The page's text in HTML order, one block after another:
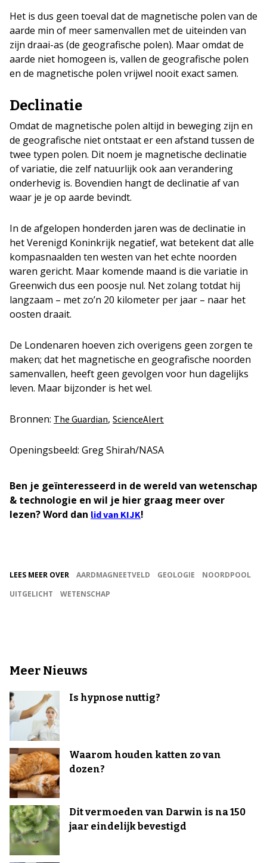
Het is dus geen toeval dat de magnetische polen van de
aarde min of meer samenvallen met de uiteinden van
zijn draai-as (de geografische polen). Maar omdat de
aarde niet homogeen is, vallen de geografische polen
en de magnetische polen vrijwel nooit exact samen.
Declinatie
Omdat de magnetische polen altijd in beweging zijn en
de geografische niet ontstaat er een afstand tussen de
twee typen polen. Dit noem je magnetische declinatie
of variatie, die zelf natuurlijk ook aan verandering
onderhevig is. Bovendien hangt de declinatie af van
waar je je op aarde bevindt.
In de afgelopen honderden jaren was de declinatie in
het Verenigd Koninkrijk negatief, wat betekent dat alle
kompasnaalden ten westen van het echte noorden
waren gericht. Maar komende maand is die variatie in
Greenwich dus een poosje nul. Net zolang totdat hij
langzaam – met zo’n 20 kilometer per jaar – naar het
oosten draait.
De Londenaren hoeven zich overigens geen zorgen te
maken; dat het magnetische en geografische noorden
samenvallen, heeft geen gevolgen voor hun dagelijks
leven. Maar bijzonder is het wel.
Bronnen: The Guardian, ScienceAlert
Openingsbeeld: Greg Shirah/NASA
Ben je geïnteresseerd in de wereld van wetenschap
& technologie en wil je hier graag meer over
lezen? Word dan lid van KIJK!
LEES MEER OVER AARDMAGNEETVELD GEOLOGIE
NOORDPOOL
UITGELICHT
WETENSCHAP
Meer Nieuws
Is hypnose nuttig?
Waarom houden katten zo van
dozen?
Dit vermoeden van Darwin is na 150
jaar eindelijk bevestigd